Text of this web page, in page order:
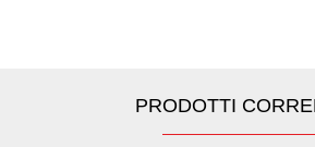
PRODOTTI